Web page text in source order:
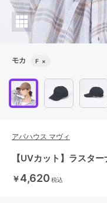
モカ F ×
アバハウス マヴィ
【UVカット】ラスタ
￥4,620 税込